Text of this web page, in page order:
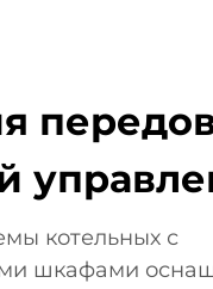
котельных с
шкафами